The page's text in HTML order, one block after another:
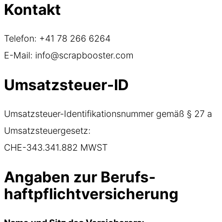
Kontakt
Telefon: +41 78 266 6264
E-Mail: info@scrapbooster.com
Umsatzsteuer-ID
Umsatzsteuer-Identifikationsnummer gemäß § 27 a
Umsatzsteuergesetz:
CHE-343.341.882 MWST
Angaben zur Berufs­
haftpflicht­versicherung